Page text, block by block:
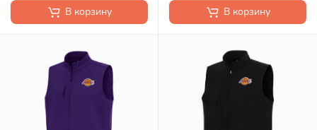
В корзину В корзину